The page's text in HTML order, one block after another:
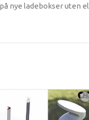
nye ladebokser uten